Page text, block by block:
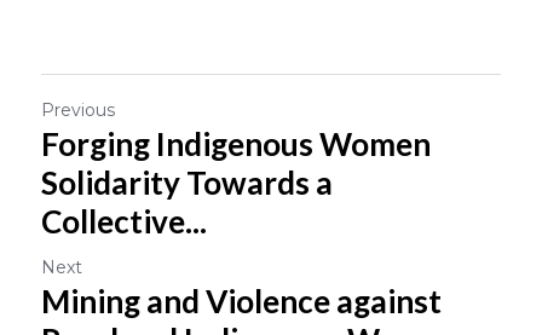
Previous
Forging Indigenous Women
Solidarity Towards a
Collective...
Next
Mining and Violence against